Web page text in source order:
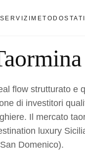
SERVIZI METODO
flow strutturato e
di investitori
Il mercato
luxury
Domenico).